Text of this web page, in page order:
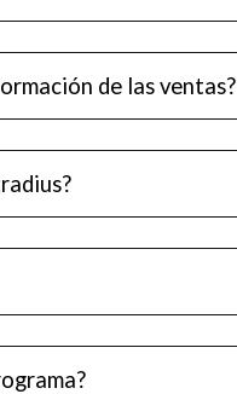
de las ventas?